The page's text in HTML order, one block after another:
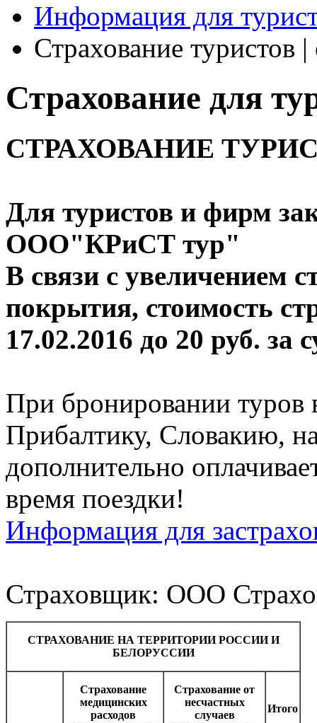
Информация для
Страхование туристов
Страхование для
СТРАХОВАНИЕ
Для туристов и фирм
ООО"КРиСТ тур"
В связи с увеличением
покрытия, стоимость
17.02.2016 до 20 руб. за
При бронировании туров
Прибалтику, Словакию,
дополнительно
время поездки!
Информация для
Страховщик: ООО
СТРАХОВАНИЕ НА ТЕРРИТОРИИ РОССИИ И
БЕЛОРУССИИ
Страхование
медицинских
расходов
Страхование от
несчастных
случаев
Итого